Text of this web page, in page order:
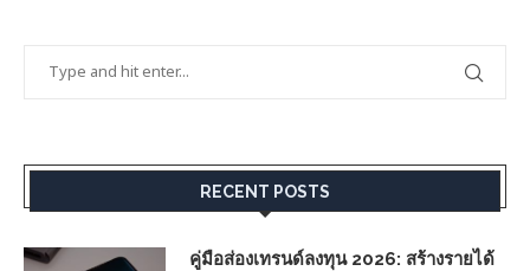
RECENT POSTS
คู่มือส่องเทรนด์ลงทุน 2026: สร้างรายได้